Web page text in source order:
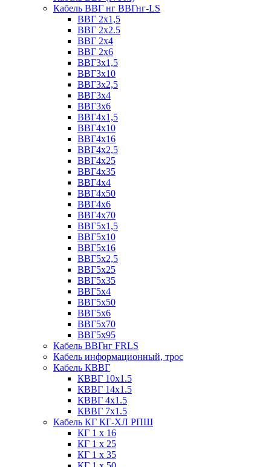
Кабель ВВГ нг ВВГнг-LS
ВВГ 2х1,5
ВВГ 2х2.5
ВВГ 2х4
ВВГ 2х6
ВВГ3х1,5
ВВГ3х10
ВВГ3х2,5
ВВГ3х4
ВВГ3х6
ВВГ4х1,5
ВВГ4х10
ВВГ4х16
ВВГ4х2,5
ВВГ4х25
ВВГ4х35
ВВГ4х4
ВВГ4х50
ВВГ4х6
ВВГ4х70
ВВГ5х1,5
ВВГ5х10
ВВГ5х16
ВВГ5х2,5
ВВГ5х25
ВВГ5х35
ВВГ5х4
ВВГ5х50
ВВГ5х6
ВВГ5х70
ВВГ5х95
Кабель ВВГнг FRLS
Кабель информационный, трос
Кабель КВВГ
КВВГ 10х1.5
КВВГ 14х1.5
КВВГ 4х1.5
КВВГ 7х1.5
Кабель КГ КГ-ХЛ РПШ
КГ 1 х 16
КГ 1 х 25
КГ 1 х 35